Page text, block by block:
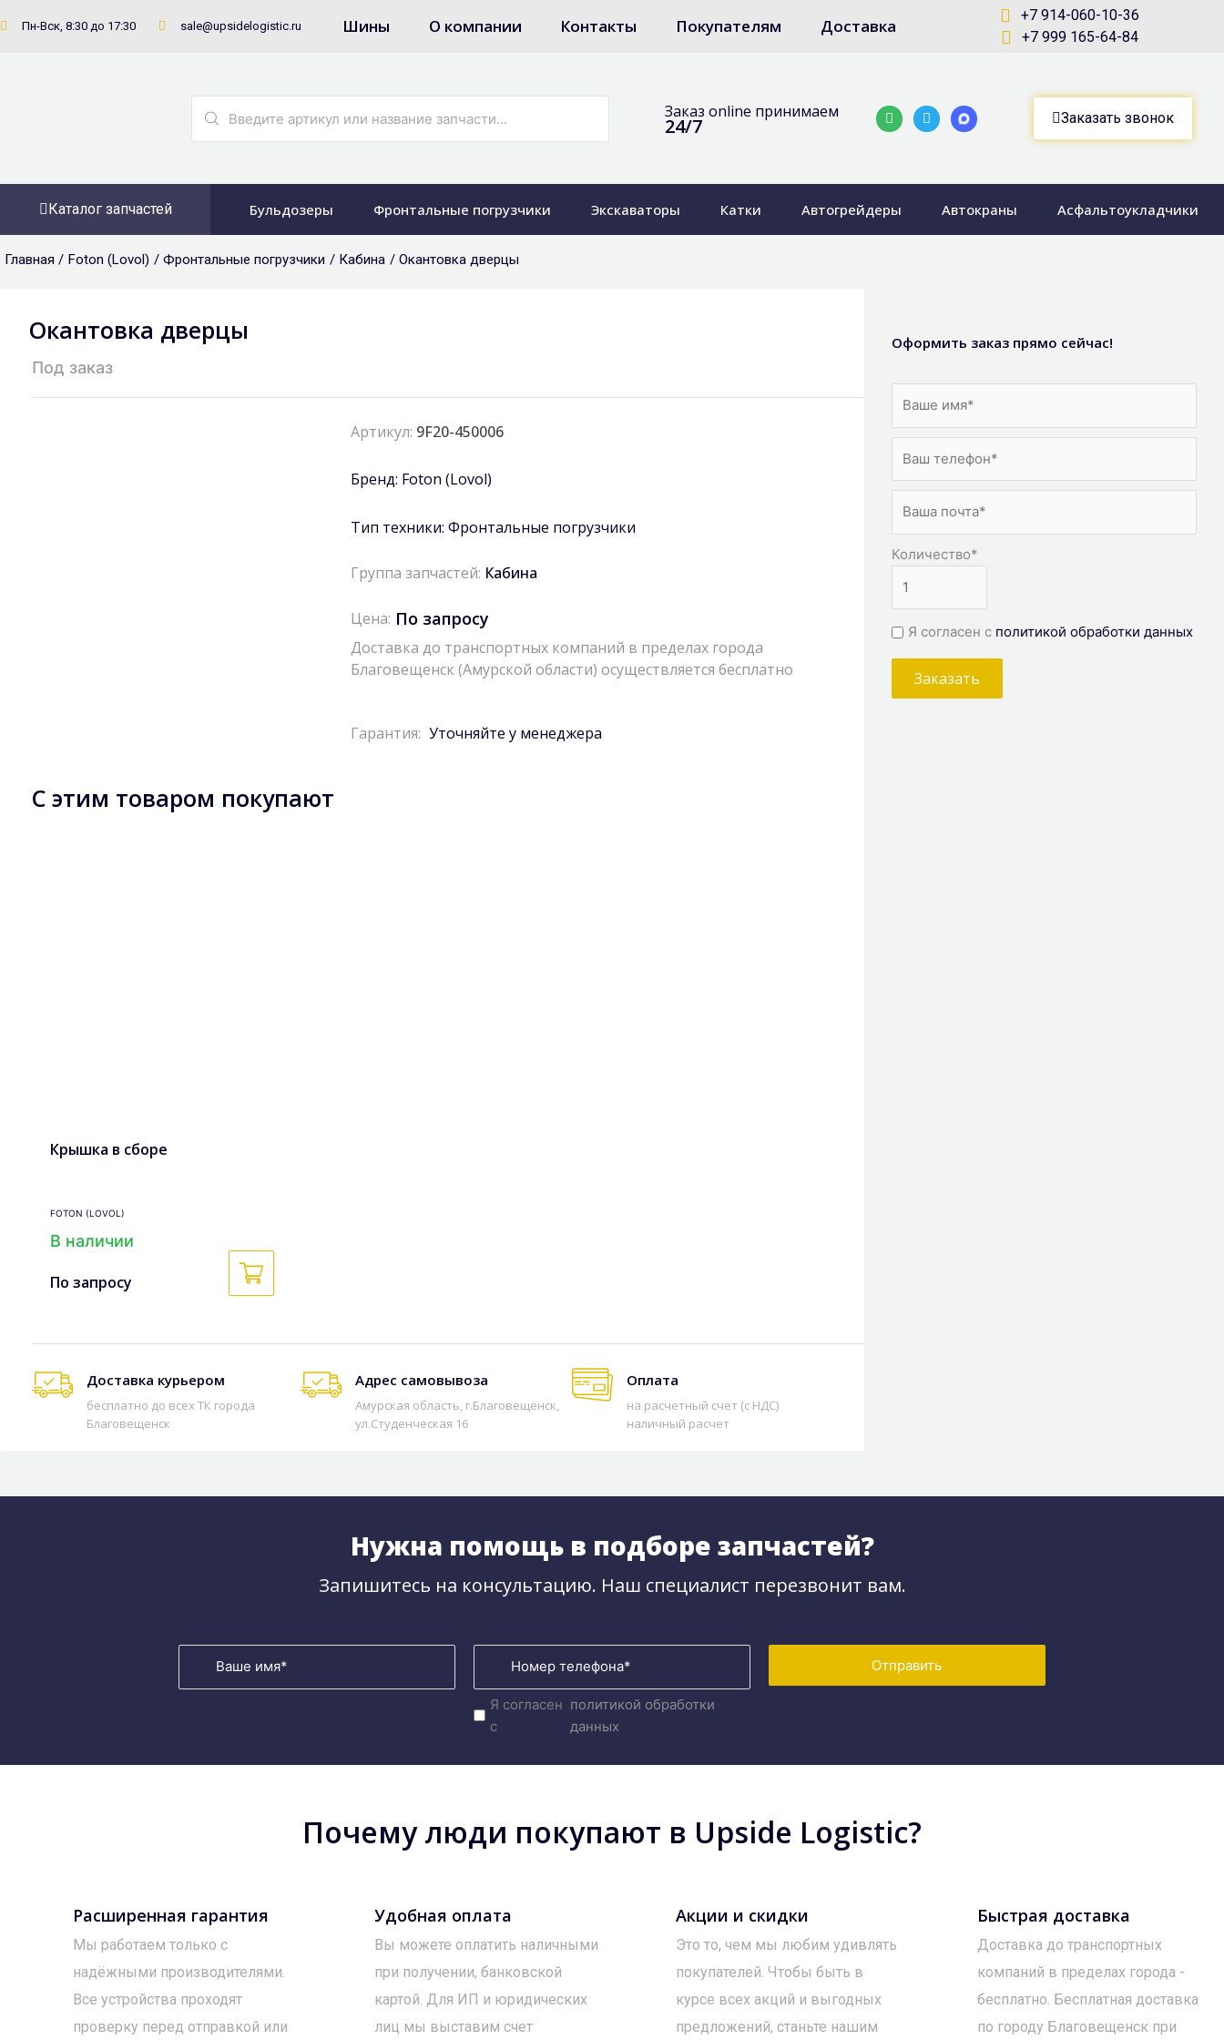
к
Пн-Вск, 8:30 до 17:30 sale@upsidelogistic.ru Шины О компании Контакты Покупателям Доставка
+7 914-060-10-36
+7 999 165-64-84
Заказ online принимаем
24/7
WhatsappTelegram-
plane Заказать звонок
Каталог запчастей Бульдозеры Фронтальные погрузчики Экскаваторы Катки Автогрейдеры Автокраны Асфальтоукладчики
Главная / Foton (Lovol) / Фронтальные погрузчики / Кабина / Окантовка дверцы
Окантовка дверцы
Под заказ
Артикул: 9F20-450006
Бренд: Foton (Lovol)
Тип техники: Фронтальные погрузчики
Группа запчастей: Кабина
Цена: По запросу
Доставка до транспортных компаний в пределах города
Благовещенск (Амурской области) осуществляется бесплатно
Гарантия: Уточняйте у менеджера
С этим товаром покупают
Крышка в сборе
FOTON (LOVOL)
В наличии
По запросу
Доставка курьером
бесплатно до всех ТК города
Благовещенск
Адрес самовывоза
Амурская область, г.Благовещенск,
ул.Студенческая 16
Оплата
на расчетный счет (с НДС)
наличный расчет
Оформить заказ прямо сейчас!
Количество*
Я согласен с политикой обработки данных
Заказать
Нужна помощь в подборе запчастей?
Запишитесь на консультацию. Наш специалист перезвонит вам.
Отправить
Я согласен
с
политикой обработки
данных
Почему люди покупают в Upside Logistic?
Расширенная гарантия
Мы работаем только с
надёжными производителями.
Все устройства проходят
проверку перед отправкой или
Удобная оплата
Вы можете оплатить наличными
при получении, банковской
картой. Для ИП и юридических
лиц мы выставим счет
Акции и скидки
Это то, чем мы любим удивлять
покупателей. Чтобы быть в
курсе всех акций и выгодных
предложений, станьте нашим
Быстрая доставка
Доставка до транспортных
компаний в пределах города -
бесплатно. Бесплатная доставка
по городу Благовещенск при